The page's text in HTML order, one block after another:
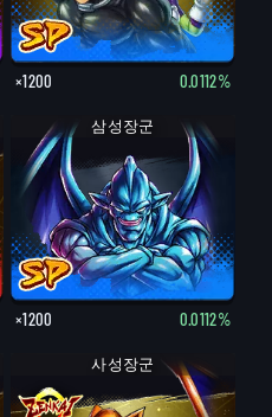
×1200 0.0112%
삼성장군
×1200 0.0112%
사성장군